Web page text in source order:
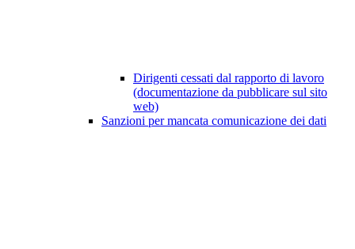
Dirigenti cessati dal rapporto di lavoro
(documentazione da pubblicare sul sito
web)
Sanzioni per mancata comunicazione dei dati